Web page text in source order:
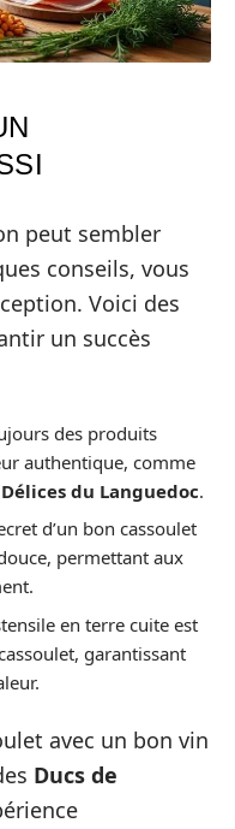
peut sembler
conseils, vous
Voici des
un succès
des produits
authentique, comme
Délices du Languedoc.
d’un bon cassoulet
permettant aux
en terre cuite est
garantissant
avec un bon vin
Ducs de